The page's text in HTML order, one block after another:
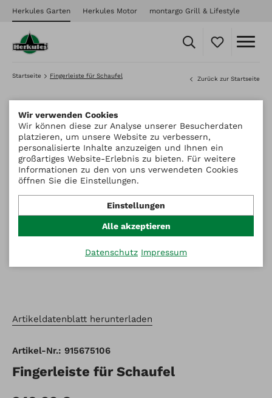
Herkules Garten Herkules Motor montargo Grill & Lifestyle
Startseite Fingerleiste für Schaufel Zurück zur Startseite
Artikeldatenblatt herunterladen
Artikel-Nr.: 915675106
Fingerleiste für Schaufel
Wir verwenden Cookies
Wir können diese zur Analyse unserer Besucherdaten
platzieren, um unsere Website zu verbessern,
personalisierte Inhalte anzuzeigen und Ihnen ein
großartiges Website-Erlebnis zu bieten. Für weitere
Informationen zu den von uns verwendeten Cookies
öffnen Sie die Einstellungen.
Einstellungen
Alle akzeptieren
Datenschutz Impressum